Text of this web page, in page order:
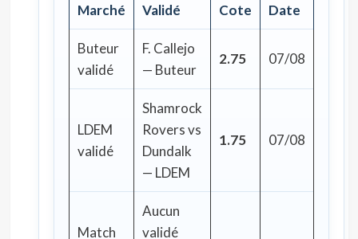
Marché Validé Cote Date
Buteur
validé
F. Callejo
— Buteur
2.75 07/08
LDEM
validé
Shamrock
Rovers vs
Dundalk
— LDEM
1.75 07/08
Match
Aucun
validé